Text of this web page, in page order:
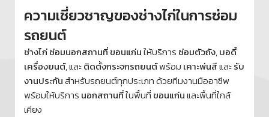
ความเชี่ยวชาญของช่างไก่ในการซ่อม
รถยนต์
ช่างไก่ ซ่อมนอกสถานที่ ขอนแก่นให้บริการ ซ่อมตัวถัง,บอดี้
เครื่องยนต์, และติดตั้งกระจกรถยนต์พร้อม เคาะพ่นสีและรับ
งานประกันสำหรับรถยนต์ทุกประเภท ด้วยทีมงานมืออาชีพ
พร้อมให้บริการ นอกสถานที่ในพื้นที่ ขอนแก่นและพื้นที่ใกล้
เคียง